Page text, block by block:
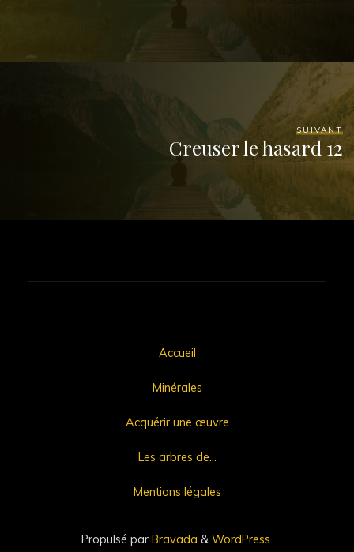
SUIVANT
Creuser le hasard 12
Accueil
Minérales
Acquérir une œuvre
Les arbres de…
Mentions légales
Propulsé par Bravada & WordPress.